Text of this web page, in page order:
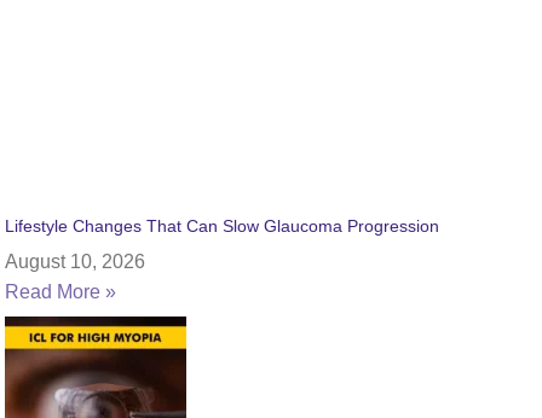
Lifestyle Changes That Can Slow Glaucoma Progression
August 10, 2026
Read More »